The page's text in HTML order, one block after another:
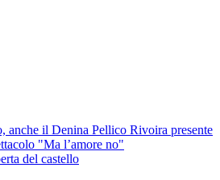
anche il Denina Pellico Rivoira presente
"Ma l’amore no"
del castello